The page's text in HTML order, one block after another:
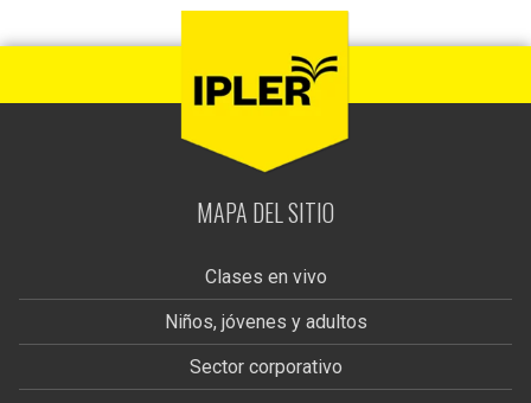
MAPA DEL SITIO
Clases en vivo
Niños, jóvenes y adultos
Sector corporativo